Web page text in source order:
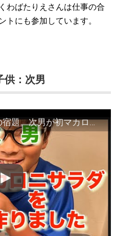
わばたりえさんは仕事の合
トにも参加しています。
供：次男
【お喋料理541】家庭科の宿題。次男が初マカロニサラダ作り。